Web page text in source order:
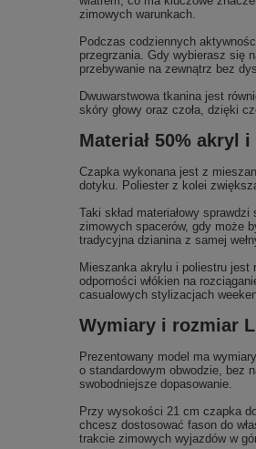
zimowych warunkach.
Podczas codziennych
przegrzania. Gdy wybierasz się
przebywanie na zewnątrz bez
Dwuwarstwowa tkanina jest
skóry głowy oraz czoła, dzięki
Materiał 50% akryl
Czapka wykonana jest z
dotyku. Poliester z kolei
Taki skład materiałowy
zimowych spacerów, gdy może
tradycyjna dzianina z samej
Mieszanka akrylu i poliestru jest
odporności włókien na
casualowych stylizacjach
Wymiary i rozmiar
Prezentowany model ma
o standardowym obwodzie, bez
swobodniejsze dopasowanie.
Przy wysokości 21 cm czapka
chcesz dostosować fason do
trakcie zimowych wyjazdów w